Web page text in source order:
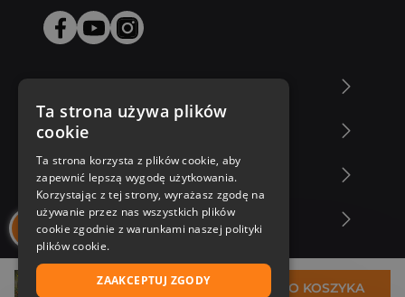
14,60 zł DO KOSZYKA
Zakupy u nas
Nasza oferta
Nasi autorzy
Ta strona używa plików
cookie
Ta strona korzysta z plików cookie, aby
zapewnić lepszą wygodę użytkowania.
Korzystając z tej strony, wyrażasz zgodę na
używanie przez nas wszystkich plików
cookie zgodnie z warunkami naszej polityki
plików cookie.
ZAAKCEPTUJ ZGODY